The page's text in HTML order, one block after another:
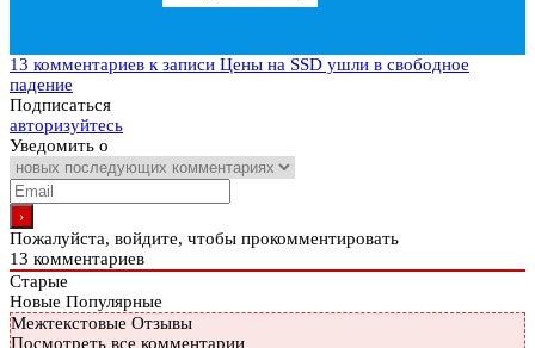
13 комментариев к записи Цены на SSD ушли в свободное
падение
Подписаться
авторизуйтесь
Уведомить о
Пожалуйста, войдите, чтобы прокомментировать
13 комментариев
Старые
Новые Популярные
Межтекстовые Отзывы
Посмотреть все комментарии